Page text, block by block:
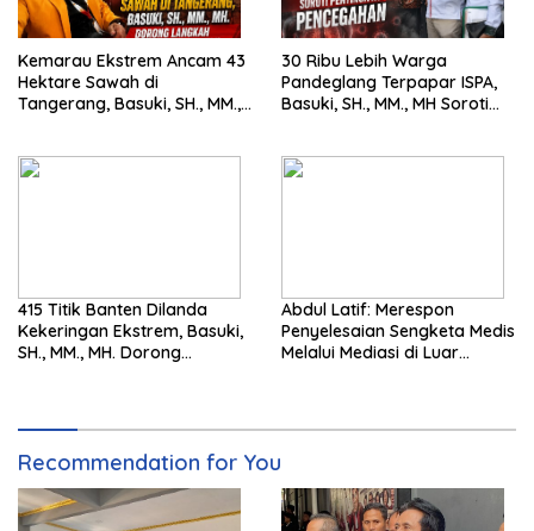
Kemarau Ekstrem Ancam 43
Hektare Sawah di
Tangerang, Basuki, SH., MM.,
30 Ribu Lebih Warga
Pandeglang Terpapar ISPA,
Basuki, SH., MM., MH Soroti
415 Titik Banten Dilanda
Kekeringan Ekstrem, Basuki,
SH., MM., MH. Dorong
Abdul Latif: Merespon
Penyelesaian Sengketa Medis
Melalui Mediasi di Luar
Recommendation for You